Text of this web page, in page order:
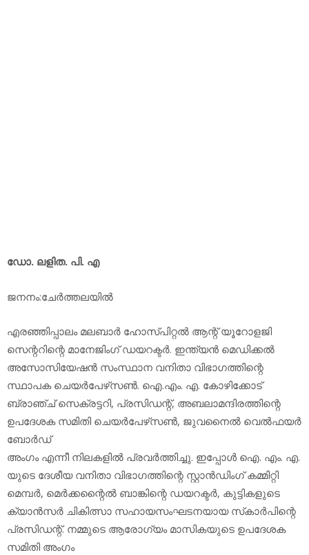
ഡോ. ലളിത. പി. എ
ജനനം:ചേര്‍ത്തലയില്‍
എരഞ്ഞിപ്പാലം മലബാര്‍ ഹോസ്പിറ്റല്‍ ആന്റ് യൂറോളജി
സെന്ററിന്റെ മാനേജിംഗ് ഡയറക്ടര്‍. ഇന്ത്യന്‍ മെഡിക്കല്‍
അസോസിയേഷന്‍ സംസ്ഥാന വനിതാ വിഭാഗത്തിന്റെ
സ്ഥാപക ചെയര്‍പേഴ്‌സണ്‍. ഐ.എം. എ. കോഴിക്കോട്
ബ്രാഞ്ച് സെക്രട്ടറി, പ്രസിഡന്റ്, അബലാമന്ദിരത്തിന്റെ
ഉപദേശക സമിതി ചെയര്‍പേഴ്‌സണ്‍, ജുവനൈല്‍ വെല്‍ഫയര്‍
ബോര്‍ഡ്
അംഗം എന്നീ നിലകളില്‍ പ്രവര്‍ത്തിച്ചു. ഇപ്പോള്‍ ഐ. എം. എ.
യുടെ ദേശീയ വനിതാ വിഭാഗത്തിന്റെ സ്റ്റാന്‍ഡിംഗ് കമ്മിറ്റി
മെമ്പര്‍, മെര്‍ക്കന്റൈല്‍ ബാങ്കിന്റെ ഡയറക്ടര്‍, കുട്ടികളുടെ
ക്യാന്‍സര്‍ ചികിത്സാ സഹായസംഘടനയായ സ്‌കാര്‍പിന്റെ
പ്രസിഡന്റ്. നമ്മുടെ ആരോഗ്യം മാസികയുടെ ഉപദേശക
സമിതി അംഗം